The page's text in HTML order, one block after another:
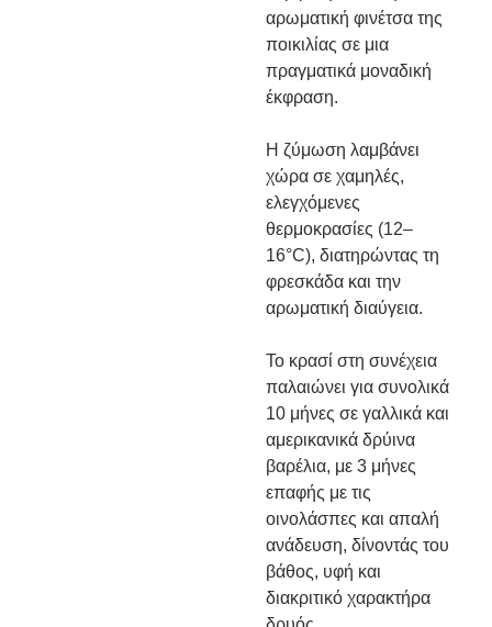
αρωματική φινέτσα της
ποικιλίας σε μια
πραγματικά μοναδική
έκφραση.
Η ζύμωση λαμβάνει
χώρα σε χαμηλές,
ελεγχόμενες
θερμοκρασίες (12–
16°C), διατηρώντας τη
φρεσκάδα και την
αρωματική διαύγεια.
Το κρασί στη συνέχεια
παλαιώνει για συνολικά
10 μήνες σε γαλλικά και
αμερικανικά δρύινα
βαρέλια, με 3 μήνες
επαφής με τις
οινολάσπες και απαλή
ανάδευση, δίνοντάς του
βάθος, υφή και
διακριτικό χαρακτήρα